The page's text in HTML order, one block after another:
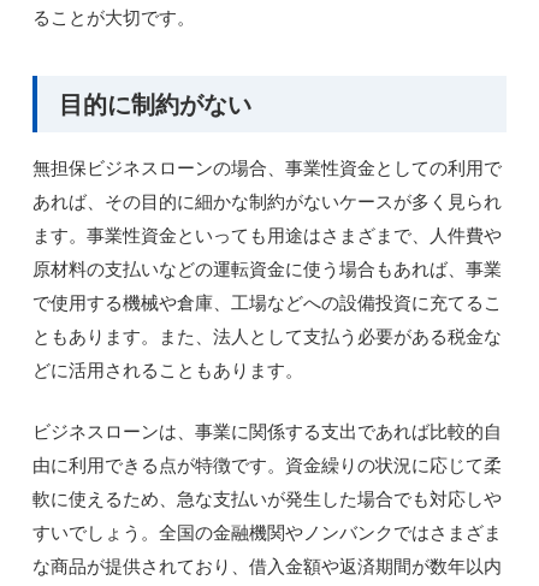
ることが大切です。
目的に制約がない
無担保ビジネスローンの場合、事業性資金としての利用で
あれば、その目的に細かな制約がないケースが多く見られ
ます。事業性資金といっても用途はさまざまで、人件費や
原材料の支払いなどの運転資金に使う場合もあれば、事業
で使用する機械や倉庫、工場などへの設備投資に充てるこ
ともあります。また、法人として支払う必要がある税金な
どに活用されることもあります。
ビジネスローンは、事業に関係する支出であれば比較的自
由に利用できる点が特徴です。資金繰りの状況に応じて柔
軟に使えるため、急な支払いが発生した場合でも対応しや
すいでしょう。全国の金融機関やノンバンクではさまざま
な商品が提供されており、借入金額や返済期間が数年以内